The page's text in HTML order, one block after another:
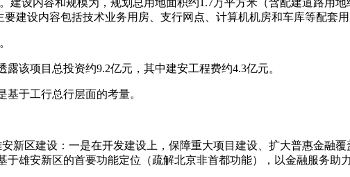
建设内容和规模为，规划总用地面积约1.7万平方米（含配建道路用
建设内容包括技术业务用房、支行网点、计算机机房和车库等配套
该项目总投资约9.2亿元，其中建安工程费约4.3亿元。
于工行总行层面的考量。
新区建设：一是在开发建设上，保障重大项目建设、扩大普惠金融
雄安新区的首要功能定位（疏解北京非首都功能），以金融服务助